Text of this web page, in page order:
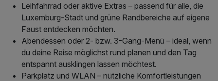
Leihfahrrad oder aktive Extras – passend für alle, die
Luxemburg-Stadt und grüne Randbereiche auf eigene
Faust entdecken möchten.
Abendessen oder 2- bzw. 3-Gang-Menü – ideal, wenn
du deine Reise möglichst rund planen und den Tag
entspannt ausklingen lassen möchtest.
Parkplatz und WLAN – nützliche Komfortleistungen